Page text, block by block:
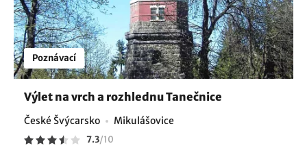
Poznávací
Výlet na vrch a rozhlednu Tanečnice
České Švýcarsko Mikulášovice
7.3/10